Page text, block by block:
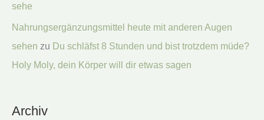
sehe
Nahrungsergänzungsmittel heute mit anderen Augen
sehen zu Du schläfst 8 Stunden und bist trotzdem müde?
Holy Moly, dein Körper will dir etwas sagen
Archiv